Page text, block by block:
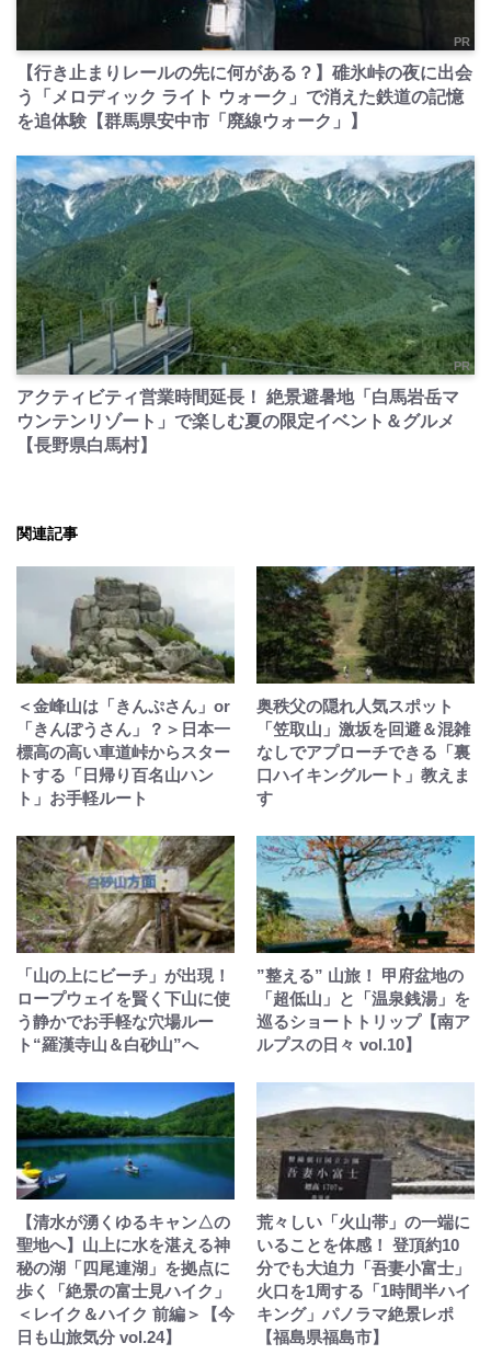
PR
【行き止まりレールの先に何がある？】碓氷峠の夜に出会
う「メロディック ライト ウォーク」で消えた鉄道の記憶
を追体験【群馬県安中市「廃線ウォーク」】
PR
アクティビティ営業時間延長！ 絶景避暑地「白馬岩岳マ
ウンテンリゾート」で楽しむ夏の限定イベント＆グルメ
【長野県白馬村】
関連記事
＜金峰山は「きんぷさん」or
「きんぽうさん」？＞日本一
標高の高い車道峠からスター
トする「日帰り百名山ハン
ト」お手軽ルート
奥秩父の隠れ人気スポット
「笠取山」激坂を回避＆混雑
なしでアプローチできる「裏
口ハイキングルート」教えま
す
「山の上にビーチ」が出現！
ロープウェイを賢く下山に使
う静かでお手軽な穴場ルー
ト“羅漢寺山＆白砂山”へ
”整える” 山旅！ 甲府盆地の
「超低山」と「温泉銭湯」を
巡るショートトリップ【南ア
ルプスの日々 vol.10】
【清水が湧くゆるキャン△の
聖地へ】山上に水を湛える神
秘の湖「四尾連湖」を拠点に
歩く「絶景の富士見ハイク」
＜レイク＆ハイク 前編＞【今
日も山旅気分 vol.24】
荒々しい「火山帯」の一端に
いることを体感！ 登頂約10
分でも大迫力「吾妻小富士」
火口を1周する「1時間半ハイ
キング」パノラマ絶景レポ
【福島県福島市】